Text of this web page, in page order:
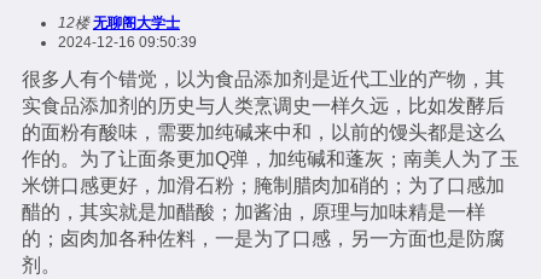
12楼 无聊阁大学士
2024-12-16 09:50:39
很多人有个错觉，以为食品添加剂是近代工业的产物，其
实食品添加剂的历史与人类烹调史一样久远，比如发酵后
的面粉有酸味，需要加纯碱来中和，以前的馒头都是这么
作的。为了让面条更加Q弹，加纯碱和蓬灰；南美人为了玉
米饼口感更好，加滑石粉；腌制腊肉加硝的；为了口感加
醋的，其实就是加醋酸；加酱油，原理与加味精是一样
的；卤肉加各种佐料，一是为了口感，另一方面也是防腐
剂。